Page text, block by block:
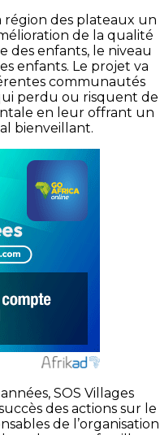
région des plateaux un
de la qualité
des enfants, le niveau
enfants. Le projet va
communautés
perdu ou risquent de
en leur offrant un
bienveillant.
SOS Villages
des actions sur le
de l’organisation